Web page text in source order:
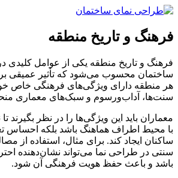
فرهنگ و تاریخ منطقه
فرهنگ و تاریخ منطقه یکی از عوامل کلیدی
ساختمان محسوب می‌شود که تأثیر عمیقی
هر منطقه دارای ویژگی‌های فرهنگی خاص
سنت‌ها، آداب‌ورسوم و سبک‌های معماری
معماران باید این ویژگی‌ها را در نظر بگیرند
با محیط اطراف هماهنگ باشد بلکه احساس
ساکنان ایجاد کند. برای مثال، استفاده از
سنتی در طراحی نما می‌تواند نشان‌دهنده
باشد و باعث حفظ هویت فرهنگی آن شود.